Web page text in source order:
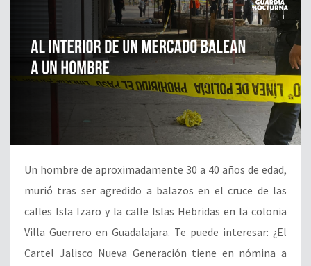
Un hombre de aproximadamente 30 a 40 años de edad,
murió tras ser agredido a balazos en el cruce de las
calles Isla Izaro y la calle Islas Hebridas en la colonia
Villa Guerrero en Guadalajara. Te puede interesar: ¿El
Cartel Jalisco Nueva Generación tiene en nómina a